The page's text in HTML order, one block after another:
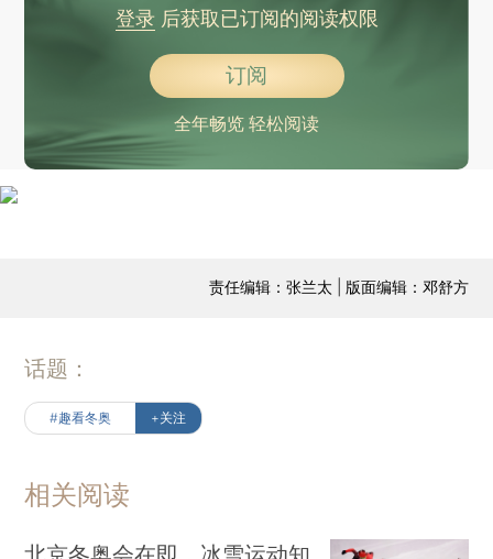
登录后获取已订阅的阅读权限
订阅
全年畅览 轻松阅读
责任编辑：张兰太 | 版面编辑：邓舒方
话题：
#趣看冬奥 +关注
相关阅读